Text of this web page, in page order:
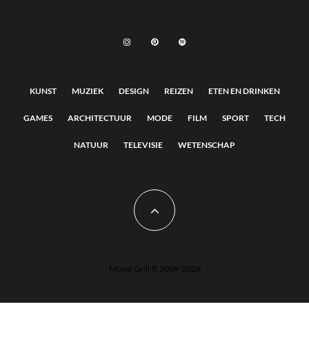
KUNST MUZIEK DESIGN REIZEN ETEN EN DRINKEN
GAMES ARCHITECTUUR MODE FILM SPORT TECH
NATUUR TELEVISIE WETENSCHAP
MIxed Grill © 2009-2026